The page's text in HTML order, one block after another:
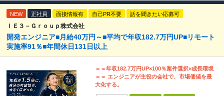
NEW 正社員 面接情報有 自己PR不要 話を聞きたい応募可
ＩＥ３－Ｇｒｏｕｐ株式会社
開発エンジニア■月給40万円～■平均で年収182.7万円UP■リモート
実施率91％■年間休⽇131⽇以上
＝＝年収182.7万円UP×100％案件選択×成長環境
＝＝ エンジニアが主役の会社で、市場価値を最
大化する。